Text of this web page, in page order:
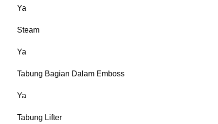
Ya
Steam
Ya
Tabung Bagian Dalam Emboss
Ya
Tabung Lifter